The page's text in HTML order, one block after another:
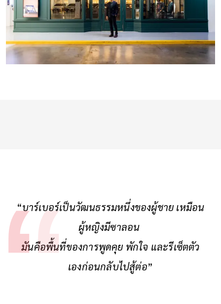
“บาร์เบอร์เป็นวัฒนธรรมหนึ่งของผู้ชาย เหมือน
ผู้หญิงมีซาลอน
มันคือพื้นที่ของการพูดคุย พักใจ และรีเซ็ตตัว
เองก่อนกลับไปสู้ต่อ”